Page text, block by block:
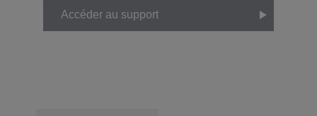
Accéder au support